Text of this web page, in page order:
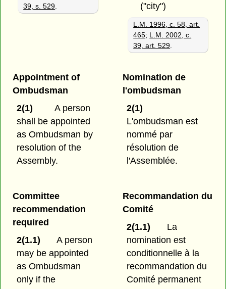
39, s. 529
("city")
L.M. 1996, c. 58, art.
465; L.M. 2002, c.
39, art. 529
Appointment of
Ombudsman
2(1)
A person
shall be appointed
as Ombudsman by
resolution of the
Assembly.
Nomination de
l'ombudsman
2(1)
L'ombudsman est
nommé par
résolution de
l'Assemblée.
Committee
recommendation
required
2(1.1)
A person
may be appointed
as Ombudsman
only if the
Recommandation du
Comité
2(1.1)
La
nomination est
conditionnelle à la
recommandation du
Comité permanent